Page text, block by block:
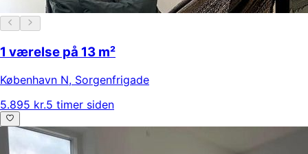
1 værelse på 13 m²
København N, Sorgenfrigade
5.895 kr.5 timer siden